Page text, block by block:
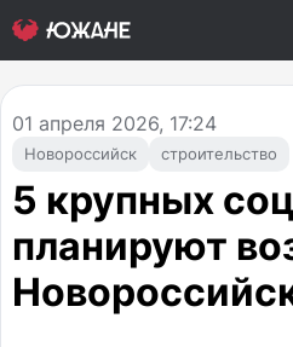
Новороссийск строительство
01 апреля 2026, 17:24
5 крупных
планируют